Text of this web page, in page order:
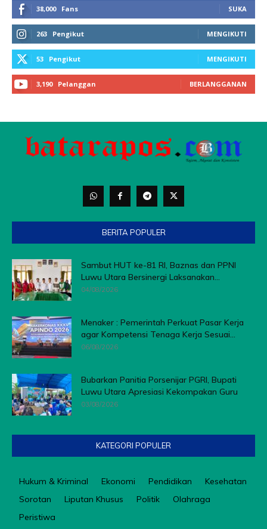
BERITA POPULER
Sambut HUT ke-81 RI, Baznas dan PPNI
Luwu Utara Bersinergi Laksanakan...
04/08/2026
Menaker : Pemerintah Perkuat Pasar Kerja
agar Kompetensi Tenaga Kerja Sesuai...
06/08/2026
Bubarkan Panitia Porsenijar PGRI, Bupati
Luwu Utara Apresiasi Kekompakan Guru
03/08/2026
KATEGORI POPULER
Hukum & Kriminal Ekonomi Pendidikan
Kesehatan
Sorotan
Liputan Khusus Politik
Olahraga
Peristiwa